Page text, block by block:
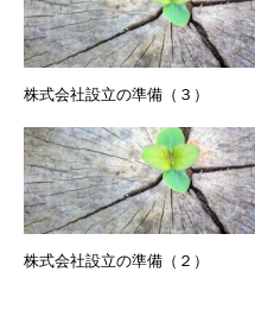
株式会社設立の準備（３）
株式会社設立の準備（２）